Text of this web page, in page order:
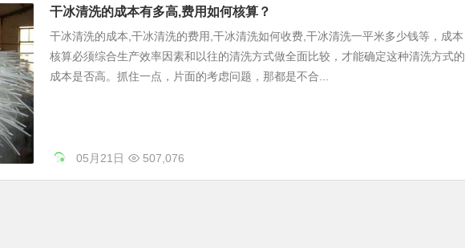
干冰清洗的成本有多高,费用如何核算？
干冰清洗的成本,干冰清洗的费用,干冰清洗如何收费,干冰清洗一平米多少钱等，成本
核算必须综合生产效率因素和以往的清洗方式做全面比较，才能确定这种清洗方式的
成本是否高。抓住一点，片面的考虑问题，那都是不合...
05月21日 507,076